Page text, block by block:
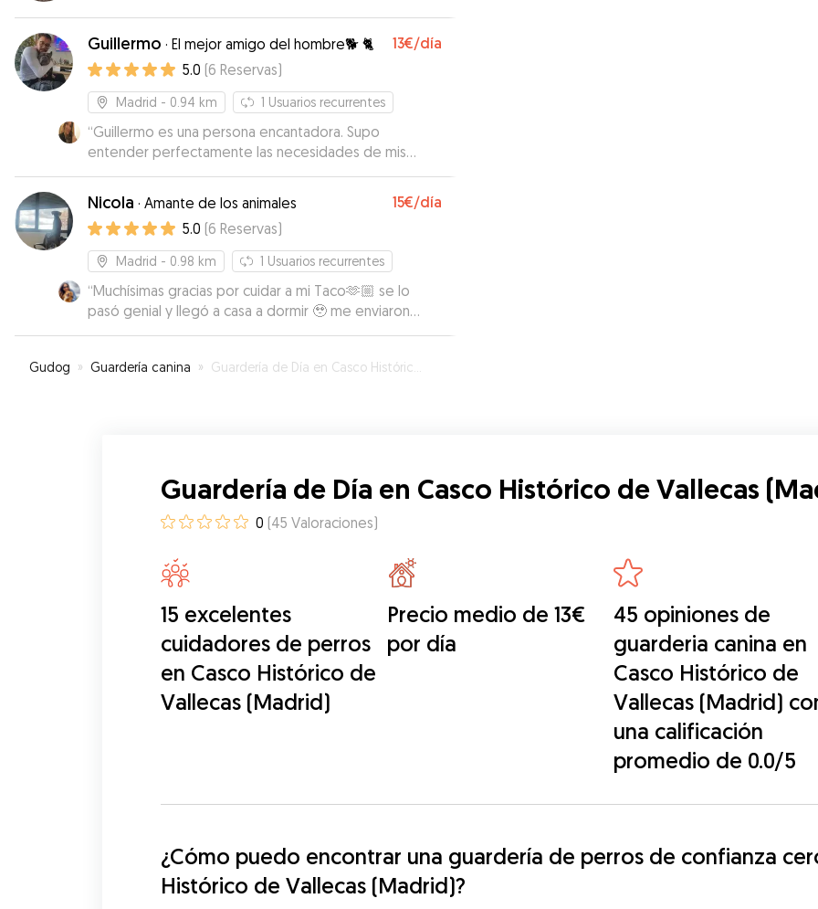
Guillermo · El mejor amigo del hombre🐕 🐈 13€/día
5.0 (6 Reservas)
Madrid - 0.94 km 1 Usuarios recurrentes
“Guillermo es una persona encantadora. Supo
entender perfectamente las necesidades de mis
perros, y los cuidó perfectamente. Incluso mi perra,
asustadiza y miedosa con humanos, le tomó cariño
enseguida y confió en él durante los paseos y estuvo
tranquila, cosa que no es sencilla de conseguir. Lo
recomiendo 100%”
Nicola · Amante de los animales 15€/día
5.0 (6 Reservas)
Madrid - 0.98 km 1 Usuarios recurrentes
“Muchísimas gracias por cuidar a mi Taco🫶🏼 se lo
pasó genial y llegó a casa a dormir 🥹 me enviaron
fotografías y se le veía muy feliz jugando con su
Gudog » Guardería canina » Guardería de Día en Casco Histórico de Vallecas (Madrid)
Guardería de Día en Casco Histórico de Vallecas
0 (45 Valoraciones)
15 excelentes
cuidadores de perros
en Casco Histórico de
Vallecas (Madrid)
Precio medio de 13€
por día
45 opiniones de
guarderia canina en
Casco Histórico de
Vallecas (Madrid)
una calificación
promedio de 0.0/5
¿Cómo puedo encontrar una guardería de perros de confianza
Histórico de Vallecas (Madrid)?